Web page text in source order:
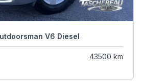
V6 Diesel
43500 km